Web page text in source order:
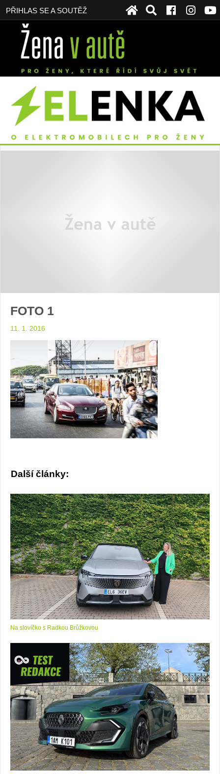
PŘIHLAS SE A SOUTĚŽ
FOTO 1
11. 1. 2016
Další články:
Na slovíčko s Radkou Brůžkovou